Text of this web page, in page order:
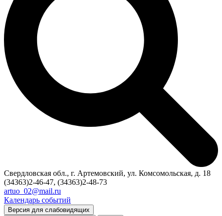
Свердловская обл., г. Артемовский, ул. Комсомольская, д. 18
(34363)2-46-47, (34363)2-48-73
artuo_02@mail.ru
Календарь событий
Версия для слабовидящих